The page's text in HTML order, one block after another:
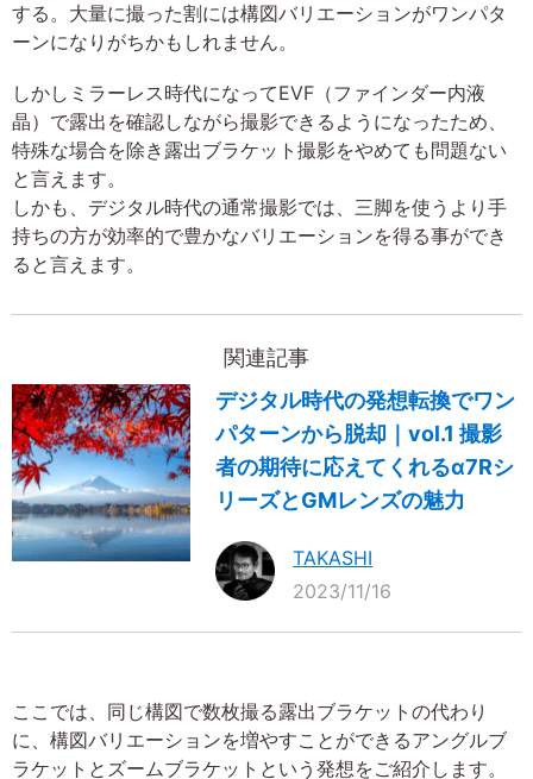
する。大量に撮った割には構図バリエーションがワンパタ
ーンになりがちかもしれません。
しかしミラーレス時代になってEVF（ファインダー内液
晶）で露出を確認しながら撮影できるようになったため、
特殊な場合を除き露出ブラケット撮影をやめても問題ない
と言えます。
しかも、デジタル時代の通常撮影では、三脚を使うより手
持ちの方が効率的で豊かなバリエーションを得る事ができ
ると言えます。
関連記事
デジタル時代の発想転換でワン
パターンから脱却｜vol.1 撮影
者の期待に応えてくれるα7Rシ
リーズとGMレンズの魅力
TAKASHI
2023/11/16
ここでは、同じ構図で数枚撮る露出ブラケットの代わり
に、構図バリエーションを増やすことができるアングルブ
ラケットとズームブラケットという発想をご紹介します。